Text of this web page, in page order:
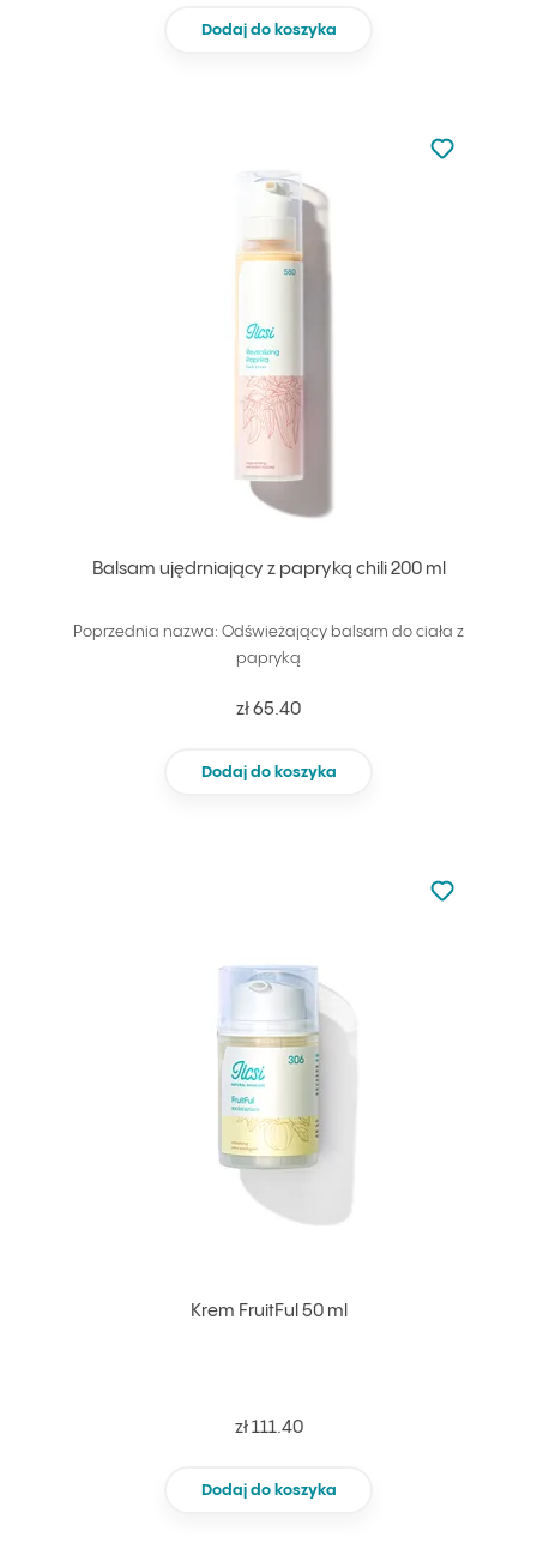
Dodaj do koszyka
Balsam ujędrniający z papryką chili 200 ml
Poprzednia nazwa: Odświeżający balsam do ciała z
papryką
zł 65.40
Dodaj do koszyka
Nie dodano
Dodaj do
Krem FruitFul 50 ml
zł 111.40
Dodaj do koszyka
Nie dodano
Dodaj do